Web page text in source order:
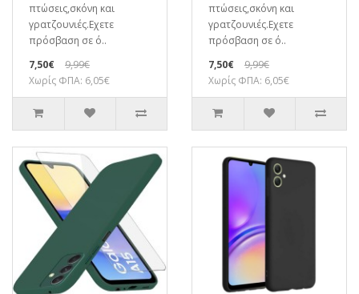
πτώσεις,σκόνη και
γρατζουνιές.Eχετε
πρόσβαση σε ό..
7,50€
9,99€
Χωρίς ΦΠΑ: 6,05€
πτώσεις,σκόνη και
γρατζουνιές.Eχετε
πρόσβαση σε ό..
7,50€
9,99€
Χωρίς ΦΠΑ: 6,05€